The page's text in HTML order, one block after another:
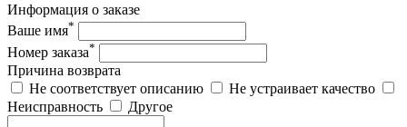
Информация о заказе
Ваше имя*
Номер заказа*
Причина возврата
Не соответствует описанию
Не устраивает качество
Неисправность
Другое